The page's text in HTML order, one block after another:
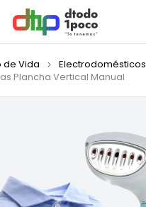
de Vida
Electrodomésticos
Plancha Vertical Manual